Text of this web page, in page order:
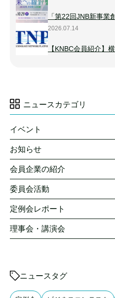
「第22回JNB新事業
2026.07.14
【KNBC会員紹介】
ニュースカテゴリ
イベント
お知らせ
会員企業の紹介
委員会活動
定例会レポート
理事会・講演会
ニュースタグ